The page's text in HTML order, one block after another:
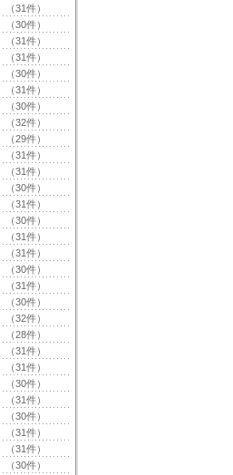
（31件）
（30件）
（31件）
（31件）
（30件）
（31件）
（30件）
（32件）
（29件）
（31件）
（31件）
（30件）
（31件）
（30件）
（31件）
（31件）
（30件）
（31件）
（30件）
（32件）
（28件）
（31件）
（31件）
（30件）
（31件）
（30件）
（31件）
（31件）
（30件）